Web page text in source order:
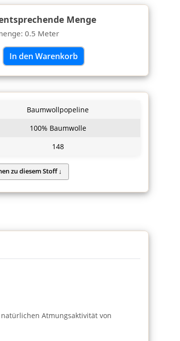
Menge
0.5 Meter
In den Warenkorb
Baumwollpopeline
100% Baumwolle
148
Atmungsaktivität von